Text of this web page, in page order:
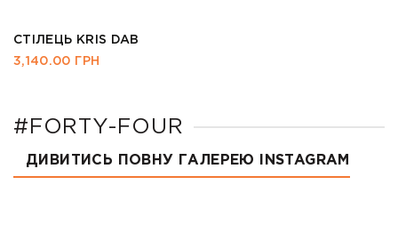
СТІЛЕЦЬ KRIS DAB
3,140.00 ГРН
#FORTY-FOUR
ДИВИТИСЬ ПОВНУ ГАЛЕРЕЮ INSTAGRAM